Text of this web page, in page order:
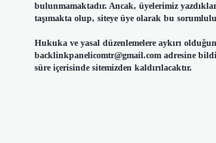
bulunmamaktadır. Ancak, üyelerimiz
taşımakta olup, siteye üye olarak bu
Hukuka ve yasal düzenlemelere aykırı
backlinkpanelicomtr@gmail.comadresine
süre içerisinde sitemizden kaldırılacaktır.